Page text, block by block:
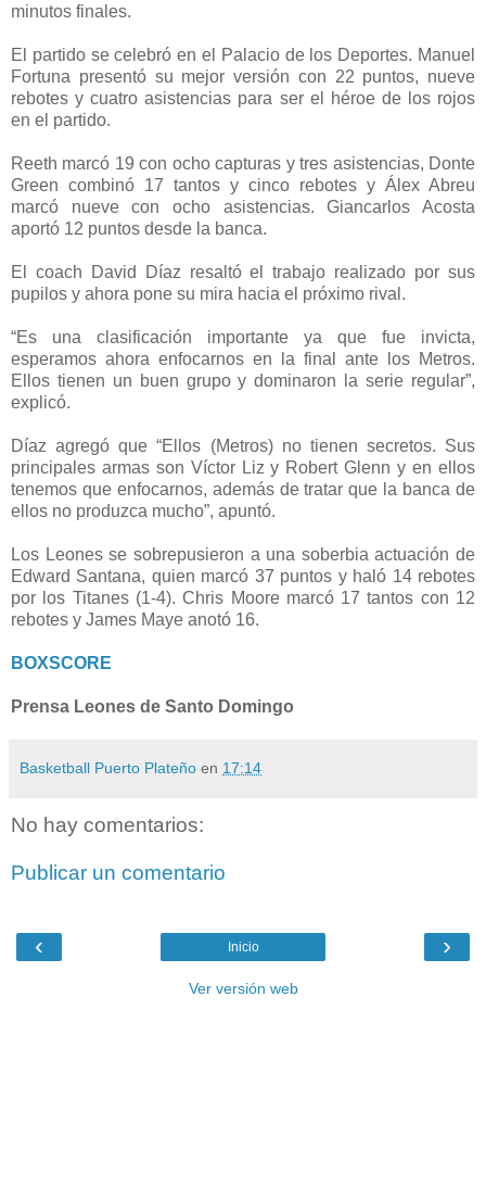
minutos finales.
El partido se celebró en el Palacio de los Deportes. Manuel
Fortuna presentó su mejor versión con 22 puntos, nueve
rebotes y cuatro asistencias para ser el héroe de los rojos
en el partido.
Reeth marcó 19 con ocho capturas y tres asistencias, Donte
Green combinó 17 tantos y cinco rebotes y Álex Abreu
marcó nueve con ocho asistencias. Giancarlos Acosta
aportó 12 puntos desde la banca.
El coach David Díaz resaltó el trabajo realizado por sus
pupilos y ahora pone su mira hacia el próximo rival.
“Es una clasificación importante ya que fue invicta,
esperamos ahora enfocarnos en la final ante los Metros.
Ellos tienen un buen grupo y dominaron la serie regular”,
explicó.
Díaz agregó que “Ellos (Metros) no tienen secretos. Sus
principales armas son Víctor Liz y Robert Glenn y en ellos
tenemos que enfocarnos, además de tratar que la banca de
ellos no produzca mucho”, apuntó.
Los Leones se sobrepusieron a una soberbia actuación de
Edward Santana, quien marcó 37 puntos y haló 14 rebotes
por los Titanes (1-4). Chris Moore marcó 17 tantos con 12
rebotes y James Maye anotó 16.
BOXSCORE
Prensa Leones de Santo Domingo
Basketball Puerto Plateño en 17:14
No hay comentarios:
Publicar un comentario
‹ ›
Inicio
Ver versión web